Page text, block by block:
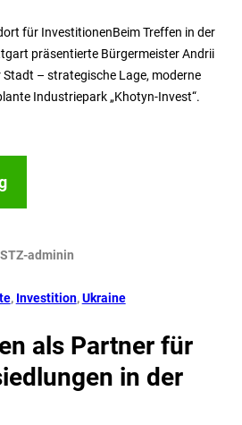
für InvestitionenBeim Treffen in der
präsentierte Bürgermeister Andrii
Stadt – strategische Lage, moderne
Industriepark „Khotyn-Invest“.
STZ-adminin
, Investition, Ukraine
als Partner für
in der